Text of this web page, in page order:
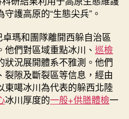
護高原的“生態尖兵”。
瑪和團隊離開西躲自治區
們對區域重點冰川、 巡檢
狀況展開體系不雅測。他們
裂隙及斷裂區等信息，經由
東噶冰川為代表的躲西北陸
冰川厚度的一般+供膳體檢一